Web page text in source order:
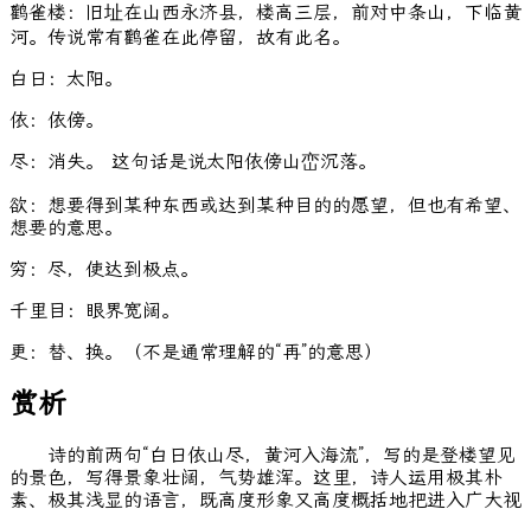
鹳雀楼：旧址在山西永济县，楼高三层，前对中条山，下临黄
河。传说常有鹳雀在此停留，故有此名。
白日：太阳。
依：依傍。
尽：消失。 这句话是说太阳依傍山峦沉落。
欲：想要得到某种东西或达到某种目的的愿望，但也有希望、
想要的意思。
穷：尽，使达到极点。
千里目：眼界宽阔。
更：替、换。（不是通常理解的“再”的意思）
赏析
诗的前两句“白日依山尽，黄河入海流”，写的是登楼望见
的景色，写得景象壮阔，气势雄浑。这里，诗人运用极其朴
素、极其浅显的语言，既高度形象又高度概括地把进入广大视